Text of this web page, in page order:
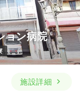
ョン病院
施設詳細